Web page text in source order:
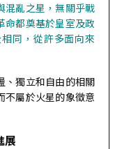
混亂之星，無關乎戰
命都奠基於皇室及政
同，從許多面向來
、獨立和自由的相關
不屬於火星的象徵意
展